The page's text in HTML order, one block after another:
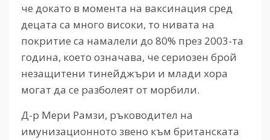
че докато в момента на ваксинация сред
децата са много високи, то нивата на
покритие са намалели до 80% през 2003-та
година, което означава, че сериозен брой
незащитени тинейджъри и млади хора
могат да се разболеят от морбили.
Д-р Мери Рамзи, ръководител на
имунизационното звено към британската